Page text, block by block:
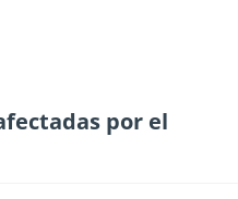
por el